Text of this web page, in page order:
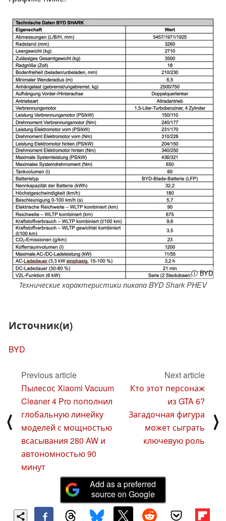
ⓘ BYD
Технические характеристики пикапа BYD Shark PHEV
Источник(и)
BYD
⟨
Previous article
Пылесос Xiaomi Vacuum
Cleaner 4 Pro пополнил
глобальную линейку
моделей с мощностью
всасывания 280 AW и
автономностью 90
минут
Next article
Кто этот персонаж
из GTA 6?
Загадочная фигура
может сыграть
ключевую роль
⟩
Add as a preferred
source on Google